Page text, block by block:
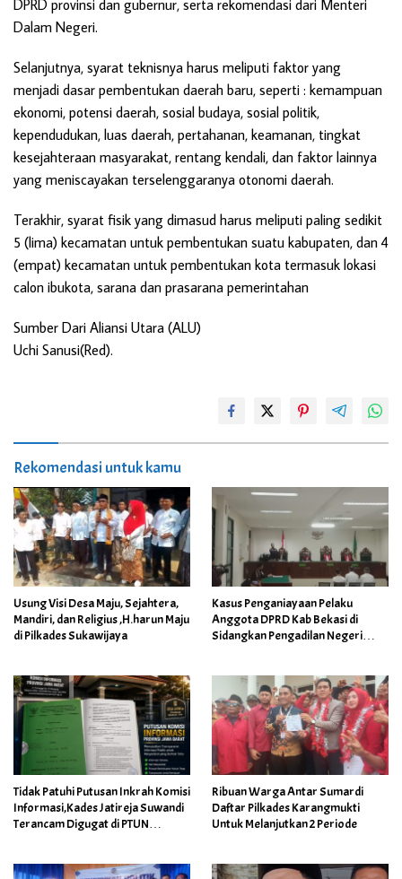
DPRD provinsi dan gubernur, serta rekomendasi dari Menteri
Dalam Negeri.
Selanjutnya, syarat teknisnya harus meliputi faktor yang
menjadi dasar pembentukan daerah baru, seperti : kemampuan
ekonomi, potensi daerah, sosial budaya, sosial politik,
kependudukan, luas daerah, pertahanan, keamanan, tingkat
kesejahteraan masyarakat, rentang kendali, dan faktor lainnya
yang meniscayakan terselenggaranya otonomi daerah.
Terakhir, syarat fisik yang dimasud harus meliputi paling sedikit
5 (lima) kecamatan untuk pembentukan suatu kabupaten, dan 4
(empat) kecamatan untuk pembentukan kota termasuk lokasi
calon ibukota, sarana dan prasarana pemerintahan
Sumber Dari Aliansi Utara (ALU)
Uchi Sanusi(Red).
Rekomendasi untuk kamu
Usung Visi Desa Maju, Sejahtera,
Mandiri, dan Religius ,H.harun Maju
di Pilkades Sukawijaya
Kasus Penganiayaan Pelaku
Anggota DPRD Kab Bekasi di
Sidangkan Pengadilan Negeri
Tidak Patuhi Putusan Inkrah Komisi
Informasi,Kades Jatireja Suwandi
Terancam Digugat di PTUN
Ribuan Warga Antar Sumardi
Daftar Pilkades Karangmukti
Untuk Melanjutkan 2 Periode